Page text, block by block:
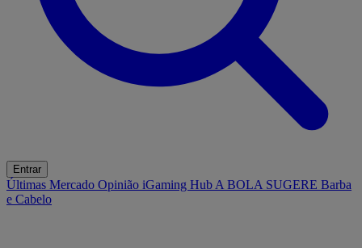
Entrar
Últimas Mercado Opinião iGaming Hub A BOLA SUGERE Barba
e Cabelo